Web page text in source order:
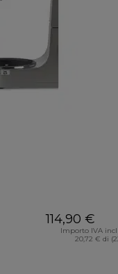
114,90 €
Importo IVA
20,72 € di